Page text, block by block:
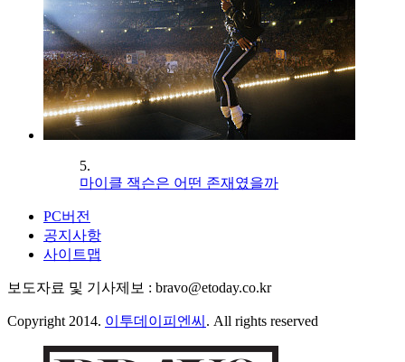
5.
마이클 잭슨은 어떤 존재였을까
PC버전
공지사항
사이트맵
보도자료 및 기사제보 : bravo@etoday.co.kr
Copyright 2014. 이투데이피엔씨 . All rights reserved